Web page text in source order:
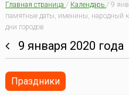
Главная страница / Календарь / 9
памятные даты, именины, народный
дни городов
9 января 2020 года
Праздники